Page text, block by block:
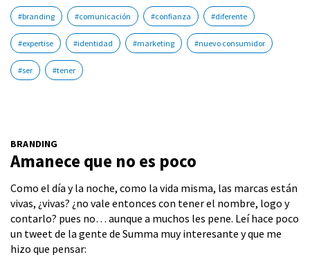
#branding #comunicación #confianza #diferente
#expertise #identidad #marketing #nuevo consumidor
#ser #tener
BRANDING
Amanece que no es poco
Como el día y la noche, como la vida misma, las marcas están
vivas, ¿vivas? ¿no vale entonces con tener el nombre, logo y
contarlo? pues no… aunque a muchos les pene. Leí hace poco
un tweet de la gente de Summa muy interesante y que me
hizo que pensar: